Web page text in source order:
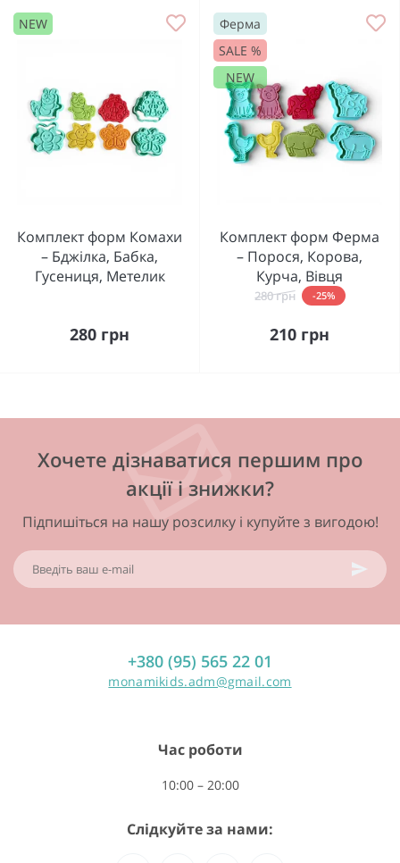
NEW
Комплект форм Комахи
– Бджілка, Бабка,
Гусениця, Метелик
280 грн
Ферма
SALE %
NEW
Комплект форм Ферма
– Порося, Корова,
Курча, Вівця
280 грн -25%
210 грн
Хочете дізнаватися першим про
акції і знижки?
Підпишіться на нашу розсилку і купуйте з вигодою!
+380 (95) 565 22 01
monamikids.adm@gmail.com
Час роботи
10:00 – 20:00
Слідкуйте за нами: